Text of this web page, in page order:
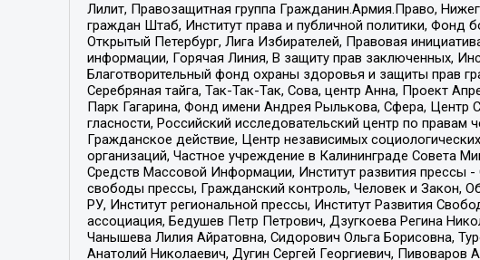
Лилит, Правозащитная группа Гражданин.Армия.Право,
граждан Штаб, Институт права и публичной политики,
Открытый Петербург, Лига Избирателей, Правовая
информации, Горячая Линия, В защиту прав заключенных,
Благотворительный фонд охраны здоровья и защиты прав
Серебряная тайга, Так-Так-Так, Сова, центр Анна, Проект
Парк Гагарина, Фонд имени Андрея Рылькова, Сфера, Центр
гласности, Российский исследовательский центр по правам
Гражданское действие, Центр независимых
организаций, Частное учреждение в Калининграде Совета
Средств Массовой Информации, Институт развития прессы
свободы прессы, Гражданский контроль, Человек и Закон,
РУ, Институт региональной прессы, Институт Развития
ассоциация, Бедушев Петр Петрович, Дзугкоева Регина
Чанышева Лилия Айратовна, Сидорович Ольга Борисовна,
Анатолий Николаевич, Дугин Сергей Георгиевич,